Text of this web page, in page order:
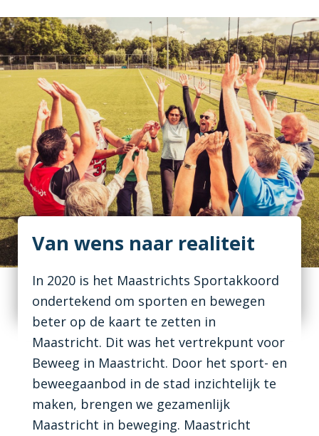
Van wens naar realiteit
In 2020 is het Maastrichts Sportakkoord
ondertekend om sporten en bewegen
beter op de kaart te zetten in
Maastricht. Dit was het vertrekpunt voor
Beweeg in Maastricht. Door het sport- en
beweegaanbod in de stad inzichtelijk te
maken, brengen we gezamenlijk
Maastricht in beweging. Maastricht